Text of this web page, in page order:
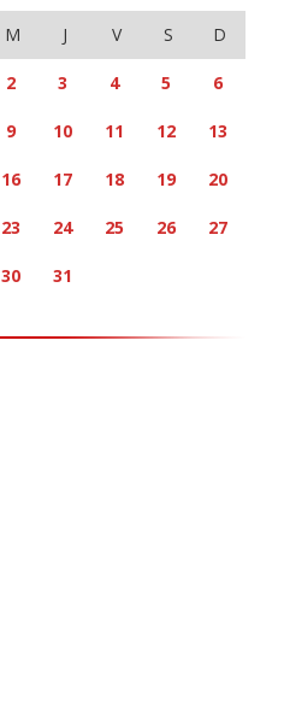
M J V S D
2 3 4 5 6
9 10 11 12 13
16 17 18 19 20
23 24 25 26 27
30 31